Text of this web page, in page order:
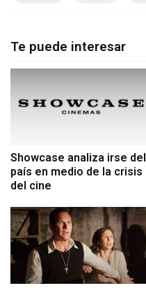
Te puede interesar
Showcase analiza irse del
país en medio de la crisis
del cine